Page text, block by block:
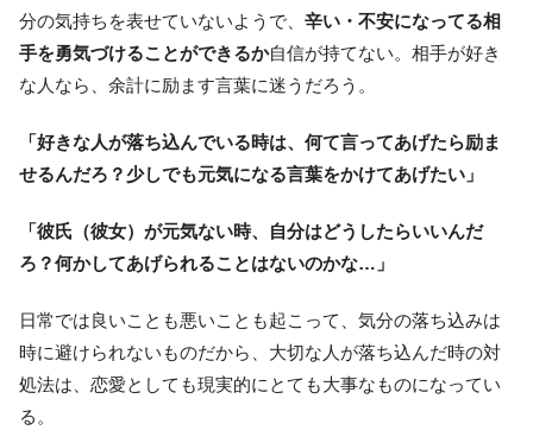
分の気持ちを表せていないようで、 辛い・不安になってる相
手を勇気づけることができるか自信が持てない。相手が好き
な人なら、余計に励ます言葉に迷うだろう。
「好きな人が落ち込んでいる時は、何て言ってあげたら励ま
せるんだろ？少しでも元気になる言葉をかけてあげたい」
「彼氏（彼女）が元気ない時、自分はどうしたらいいんだ
ろ？何かしてあげられることはないのかな…」
日常では良いことも悪いことも起こって、気分の落ち込みは
時に避けられないものだから、大切な人が落ち込んだ時の対
処法は、恋愛としても現実的にとても大事なものになってい
る。